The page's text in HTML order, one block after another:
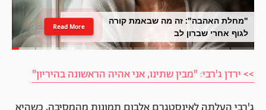
"מחלת האהבה": זה מה שבאמת קורה
לגוף אחרי שברון לב
Read More
>> ירדן ג'רבי: "מבין שתינו, אני אהיה הראשונה בהיריון"